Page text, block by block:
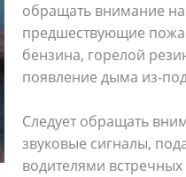
обращать внимание
предшествующие
бензина, горелой
появление дыма из-
Следует обращать
звуковые сигналы,
водителями встречных